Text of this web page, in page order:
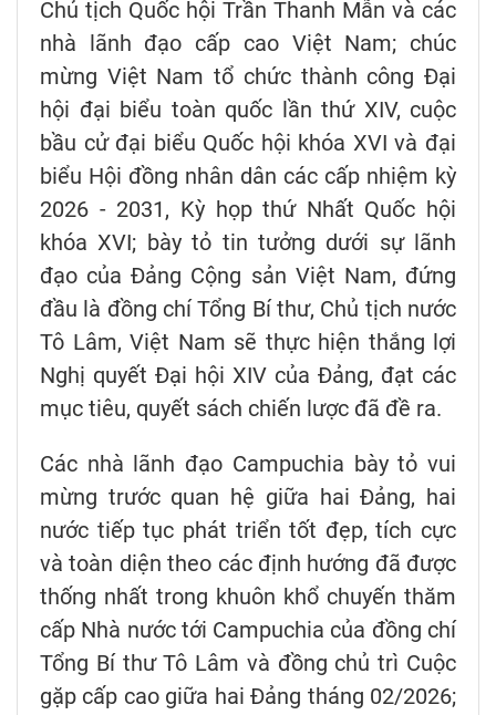
Chủ tịch Quốc hội Trần Thanh Mẫn và các
nhà lãnh đạo cấp cao Việt Nam; chúc
mừng Việt Nam tổ chức thành công Đại
hội đại biểu toàn quốc lần thứ XIV, cuộc
bầu cử đại biểu Quốc hội khóa XVI và đại
biểu Hội đồng nhân dân các cấp nhiệm kỳ
2026 - 2031, Kỳ họp thứ Nhất Quốc hội
khóa XVI; bày tỏ tin tưởng dưới sự lãnh
đạo của Đảng Cộng sản Việt Nam, đứng
đầu là đồng chí Tổng Bí thư, Chủ tịch nước
Tô Lâm, Việt Nam sẽ thực hiện thắng lợi
Nghị quyết Đại hội XIV của Đảng, đạt các
mục tiêu, quyết sách chiến lược đã đề ra.
Các nhà lãnh đạo Campuchia bày tỏ vui
mừng trước quan hệ giữa hai Đảng, hai
nước tiếp tục phát triển tốt đẹp, tích cực
và toàn diện theo các định hướng đã được
thống nhất trong khuôn khổ chuyến thăm
cấp Nhà nước tới Campuchia của đồng chí
Tổng Bí thư Tô Lâm và đồng chủ trì Cuộc
gặp cấp cao giữa hai Đảng tháng 02/2026;